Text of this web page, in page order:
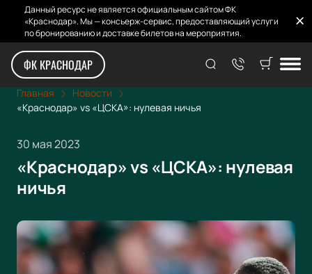
Данный ресурс не является официальным сайтом ФК
«Краснодар». Мы — консьерж-сервис, предоставляющий услуги
по бронированию и доставке билетов на мероприятия.
ФК КРАСНОДАР
Главная
Новости
«Краснодар» vs «ЦСКА»: нулевая ничья
30 мая 2023
«Краснодар» vs «ЦСКА»: нулевая
ничья